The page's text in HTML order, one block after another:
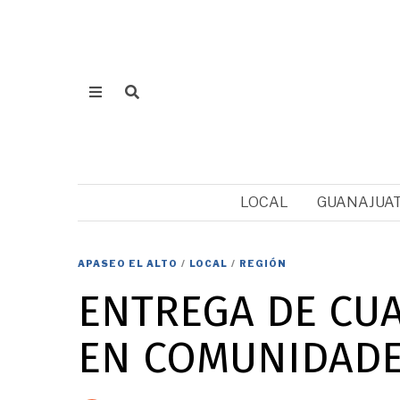
LOCAL
APASEO EL ALTO / LOCAL / REGIÓN
ENTREGA DE
EN